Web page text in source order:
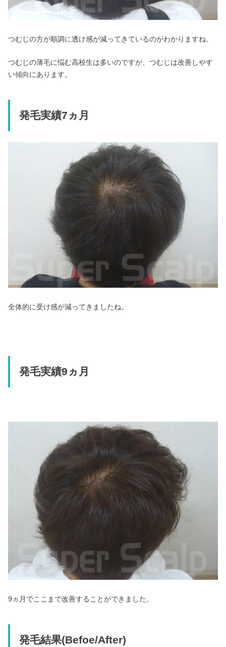
つむじの方が順調に透け感が減ってきているのがわかりますね。
つむじの薄毛に悩む高校生は多いのですが、つむじは改善しやす
い傾向にあります。
発毛実績7ヵ月
全体的に受け感が減ってきましたね。
発毛実績9ヵ月
9ヵ月でここまで改善することができました。
発毛結果(Befoe/After)